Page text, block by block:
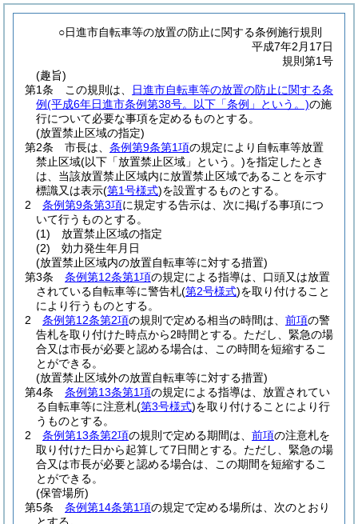
○日進市自転車等の放置の防止に関する条例施行規則
平成7年2月17日
規則第1号
(趣旨)
第1条
この規則は、
日進市自転車等の放置の防止に関する条
例(平成6年日進市条例第38号。以下「条例」という。)の施
行について必要な事項を定めるものとする。
(放置禁止区域の指定)
第2条
市長は、 条例第9条第1項の規定により自転車等放置
禁止区域(以下「放置禁止区域」という。)を指定したとき
は、当該放置禁止区域内に放置禁止区域であることを示す
標識又は表示(第1号様式)を設置するものとする。
2
条例第9条第3項に規定する告示は、次に掲げる事項につ
いて行うものとする。
(1)
放置禁止区域の指定
(2)
効力発生年月日
(放置禁止区域内の放置自転車等に対する措置)
第3条
条例第12条第1項の規定による指導は、口頭又は放置
されている自転車等に警告札(第2号様式)を取り付けること
により行うものとする。
2
条例第12条第2項の規則で定める相当の時間は、 前項の警
告札を取り付けた時点から2時間とする。 ただし、緊急の場
合又は市長が必要と認める場合は、この時間を短縮するこ
とができる。
(放置禁止区域外の放置自転車等に対する措置)
第4条
条例第13条第1項の規定による指導は、放置されてい
る自転車等に注意札(第3号様式)を取り付けることにより行
うものとする。
2
条例第13条第2項の規則で定める期間は、 前項の注意札を
取り付けた日から起算して7日間とする。 ただし、緊急の場
合又は市長が必要と認める場合は、この期間を短縮するこ
とができる。
(保管場所)
第5条
条例第14条第1項の規定で定める場所は、次のとおり